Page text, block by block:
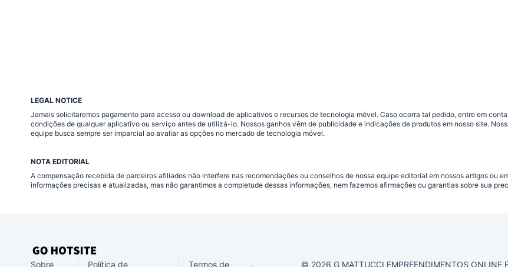
LEGAL NOTICE
Jamais solicitaremos pagamento para acesso ou download de aplicativos e recursos de tecnologia móvel. Caso ocorra tal pedido, entre em
condições de qualquer aplicativo ou serviço antes de utilizá-lo. Nossos ganhos vêm de publicidade e indicações de produtos em nosso site.
equipe busca sempre ser imparcial ao avaliar as opções no mercado de tecnologia móvel.
NOTA EDITORIAL
A compensação recebida de parceiros afiliados não interfere nas recomendações ou conselhos de nossa equipe editorial em nossos artigos ou
informações precisas e atualizadas, mas não garantimos a completude dessas informações, nem fazemos afirmações ou garantias sobre sua
Sobre Política de Termos de © 2026 G MATTUCCI EMPREENDIMENTOS